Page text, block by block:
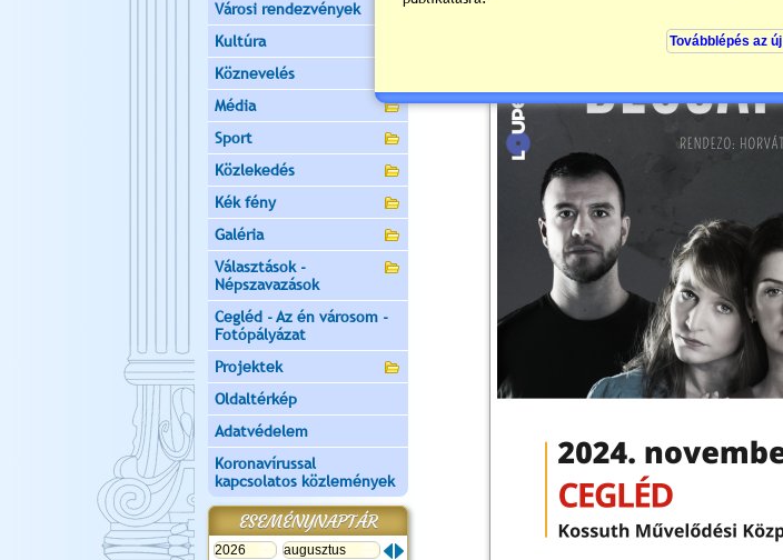
Városi rendezvények
Kultúra
Köznevelés
Média
Sport
Közlekedés
Kék fény
Galéria
Választások -
Népszavazások
Cegléd - Az én városom -
Fotópályázat
Projektek
Oldaltérkép
Adatvédelem
Koronavírussal
kapcsolatos közlemények
ESEMÉNYNAPTÁR